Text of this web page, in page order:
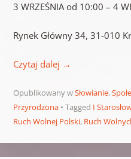
3 WRZEŚNIA od 10:00 – 4
Rynek Główny 34, 31-010
Czytaj dalej →
Opublikowany wSłowianie,
Przyrodzona
Tagged I
Ruch Wolnej Polski, Ruch